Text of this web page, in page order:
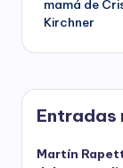
mamá de
Kirchner
Entradas
Martín